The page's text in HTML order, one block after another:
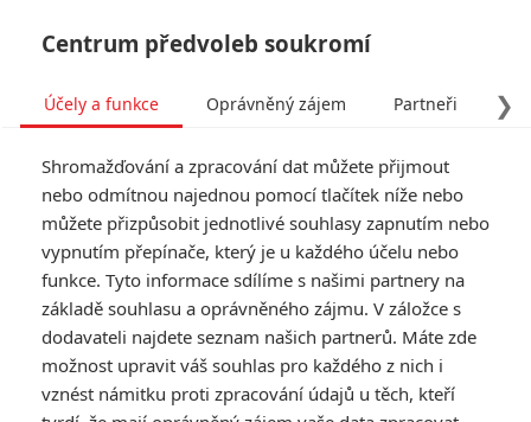
By Any Means: Mark
Wahlberg jako mafián
likviduje dobytky z Ku Klux
Klanu
Centrum předvoleb soukromí
❯
Účely a funkce Oprávněný zájem Partneři
Shromažďování a zpracování dat můžete přijmout
nebo odmítnou najednou pomocí tlačítek níže nebo
můžete přizpůsobit jednotlivé souhlasy zapnutím nebo
vypnutím přepínače, který je u každého účelu nebo
funkce. Tyto informace sdílíme s našimi partnery na
základě souhlasu a oprávněného zájmu. V záložce s
dodavateli najdete seznam našich partnerů. Máte zde
možnost upravit váš souhlas pro každého z nich i
vznést námitku proti zpracování údajů u těch, kteří